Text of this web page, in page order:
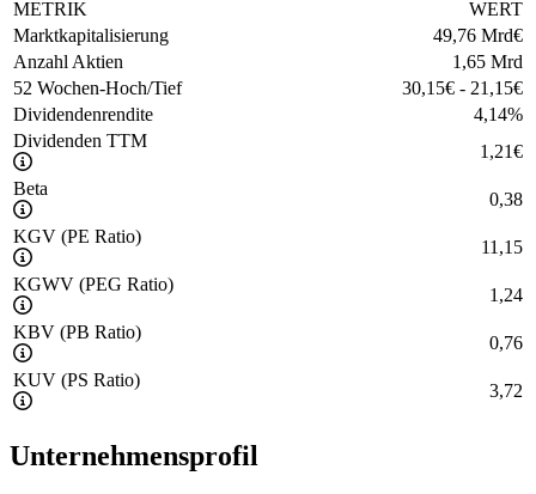
METRIK
WERT
Marktkapitalisierung
49,76 Mrd€
Anzahl Aktien
1,65 Mrd
52 Wochen-Hoch/Tief
30,15€ - 21,15€
Dividendenrendite
4,14%
Dividenden TTM
1,21€
Beta
0,38
KGV (PE Ratio)
11,15
KGWV (PEG Ratio)
1,24
KBV (PB Ratio)
0,76
KUV (PS Ratio)
3,72
Unternehmensprofil